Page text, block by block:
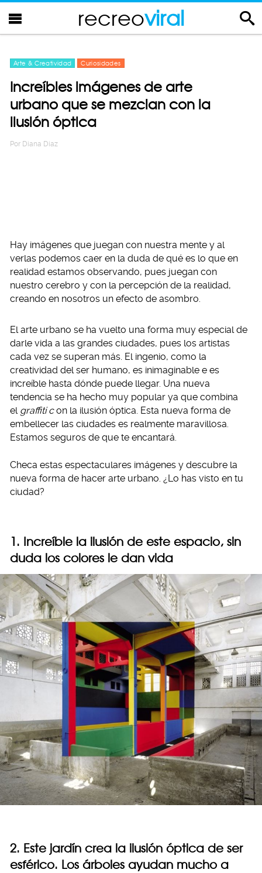
recreoviral
Arte & Creatividad Curiosidades
Increíbles imágenes de arte
urbano que se mezclan con la
ilusión óptica
Por Diana Diaz
Hay imágenes que juegan con nuestra mente y al
verlas podemos caer en la duda de qué es lo que en
realidad estamos observando, pues juegan con
nuestro cerebro y con la percepción de la realidad,
creando en nosotros un efecto de asombro.
El arte urbano se ha vuelto una forma muy especial de
darle vida a las grandes ciudades, pues los artistas
cada vez se superan más. El ingenio, como la
creatividad del ser humano, es inimaginable e es
increíble hasta dónde puede llegar. Una nueva
tendencia se ha hecho muy popular ya que combina
elgraffiti c on la ilusión óptica. Esta nueva forma de
embellecer las ciudades es realmente maravillosa.
Estamos seguros de que te encantará.
Checa estas espectaculares imágenes y descubre la
nueva forma de hacer arte urbano. ¿Lo has visto en tu
ciudad?
1. Increíble la ilusión de este espacio, sin
duda los colores le dan vida
2. Este jardín crea la ilusión óptica de ser
esférico. Los árboles ayudan mucho a